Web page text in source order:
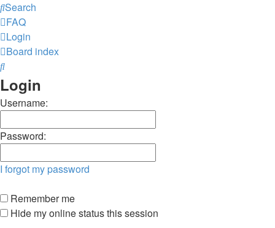
Search
FAQ
Login
Board index
Search
Login
Username:
Password:
I forgot my password
Remember me
Hide my online status this session